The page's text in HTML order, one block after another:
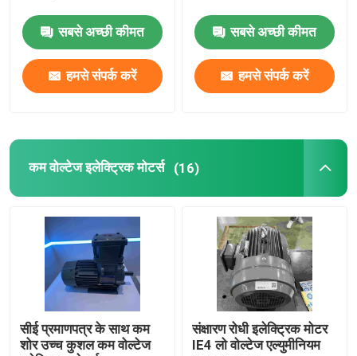
सबसे अच्छी कीमत
हमसे संपर्क करें
सबसे अच्छी कीमत
हमसे संपर्क करें
कम वोल्टेज इलेक्ट्रिक मोटर्स (16)
सीई प्रमाणपत्र के साथ कम
शोर उच्च कुशल कम वोल्टेज
संक्षारण रोधी इलेक्ट्रिक मोटर
IE4 लो वोल्टेज एल्युमीनियम